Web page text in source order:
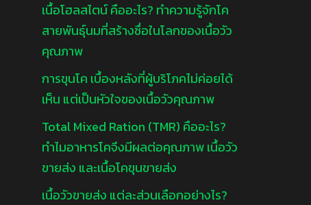
เนื้อโฮลสไตน์ คืออะไร? ทำความรู้จักโค
สายพันธุ์นมที่สร้างชื่อในโลกของเนื้อวัว
คุณภาพ
การขุนโค เบื้องหลังที่ผู้บริโภคไม่ค่อยได้
เห็น แต่เป็นหัวใจของเนื้อวัวคุณภาพ
Total Mixed Ration (TMR) คืออะไร?
ทำไมอาหารโคจึงมีผลต่อคุณภาพ เนื้อวัว
ขายส่ง และเนื้อโคขุนขายส่ง
เนื้อวัวขายส่ง แต่ละส่วนเลือกอย่างไร?